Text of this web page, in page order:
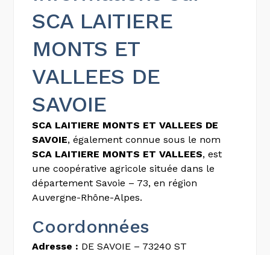
SCA LAITIERE
MONTS ET
VALLEES DE
SAVOIE
SCA LAITIERE MONTS ET VALLEES DE
SAVOIE, également connue sous le nom
SCA LAITIERE MONTS ET VALLEES, est
une coopérative agricole située dans le
département Savoie – 73, en région
Auvergne-Rhône-Alpes.
Coordonnées
Adresse : DE SAVOIE – 73240 ST